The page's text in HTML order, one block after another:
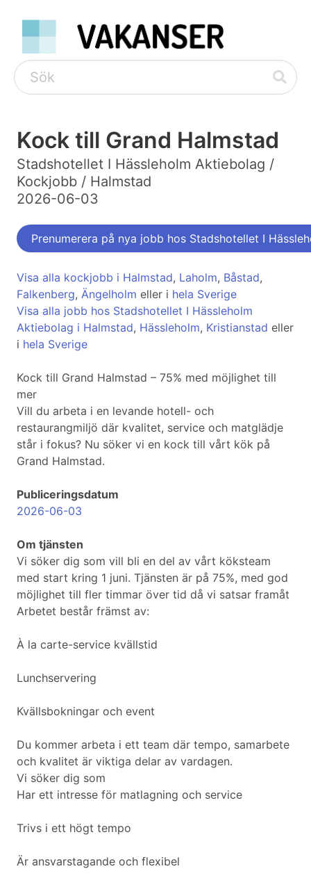
Kock till Grand Halmstad
Stadshotellet I Hässleholm Aktiebolag /
Kockjobb / Halmstad
2026-06-03
Prenumerera på nya jobb hos Stadshotellet I
Visa alla kockjobb i Halmstad, Laholm, Båstad,
Falkenberg, Ängelholm eller i hela Sverige
Visa alla jobb hos Stadshotellet I Hässleholm
Aktiebolag i Halmstad, Hässleholm, Kristianstad eller
i hela Sverige
Kock till Grand Halmstad – 75% med möjlighet till
mer
Vill du arbeta i en levande hotell- och
restaurangmiljö där kvalitet, service och matglädje
står i fokus? Nu söker vi en kock till vårt kök på
Grand Halmstad.
Publiceringsdatum
2026-06-03
Om tjänsten
Vi söker dig som vill bli en del av vårt köksteam
med start kring 1 juni. Tjänsten är på 75%, med god
möjlighet till fler timmar över tid då vi satsar framåt
Arbetet består främst av:
À la carte-service kvällstid
Lunchservering
Kvällsbokningar och event
Du kommer arbeta i ett team där tempo, samarbete
och kvalitet är viktiga delar av vardagen.
Vi söker dig som
Har ett intresse för matlagning och service
Trivs i ett högt tempo
Är ansvarstagande och flexibel